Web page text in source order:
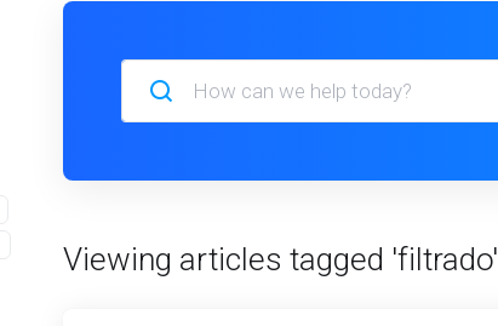
Viewing articles tagged 'filtrado'